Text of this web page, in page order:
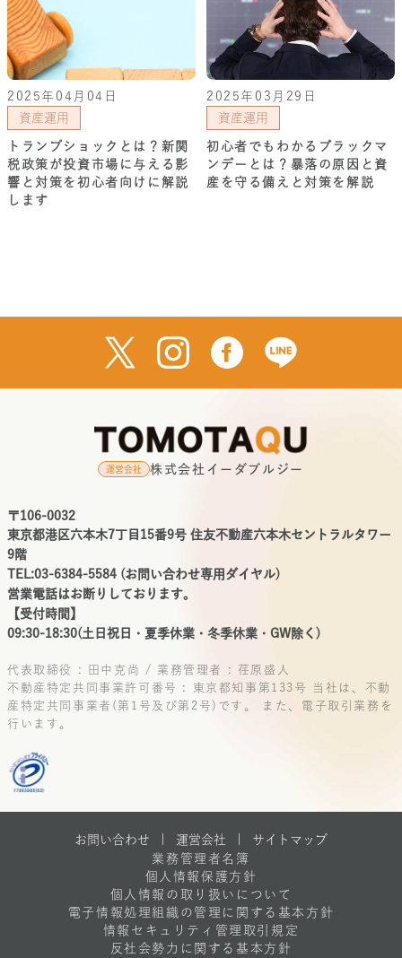
2025年04月04日
資産運用
トランプショックとは？新関
税政策が投資市場に与える影
響と対策を初心者向けに解説
します
2025年03月29日
資産運用
初心者でもわかるブラックマ
ンデーとは？暴落の原因と資
産を守る備えと対策を解説
運営会社 株式会社イーダブルジー
〒106-0032
東京都港区六本木7丁目15番9号 住友不動産六本木セントラルタワー
9階
TEL:03-6384-5584 (お問い合わせ専用ダイヤル)
営業電話はお断りしております。
【受付時間】
09:30-18:30(土日祝日・夏季休業・冬季休業・GW除く)
代表取締役 : 田中克尚 / 業務管理者 : 荏原盛人
不動産特定共同事業許可番号 : 東京都知事第133号
当社は、不動
産特定共同事業者(第1号及び第2号)です。
また、電子取引業務を
行います。
お問い合わせ | 運営会社
サイトマップ
業務管理者名簿
個人情報保護方針
個人情報の取り扱いについて
電子情報処理組織の管理に関する基本方針
情報セキュリティ管理取引規定
反社会勢力に関する基本方針